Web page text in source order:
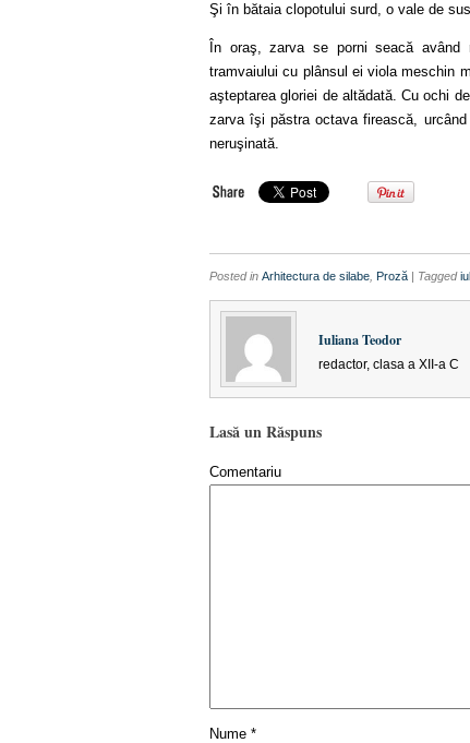
Şi în bătaia clopotului surd, o vale de
În oraş, zarva se porni seacă având
tramvaiului cu plânsul ei viola meschin
aşteptarea gloriei de altădată. Cu ochi
zarva îşi păstra octava firească,
neruşinată.
Posted in Arhitectura de silabe Proză | Tagged
Iuliana Teodor
redactor, clasa a XII-a C
Lasă un Răspuns
Comentariu
Nume *